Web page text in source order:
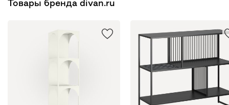
Товары бренда divan.ru